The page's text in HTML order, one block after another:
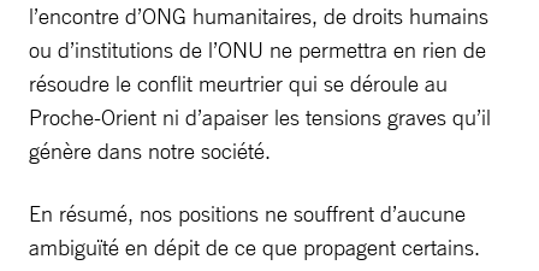
l’encontre d’ONG humanitaires, de droits humains
ou d’institutions de l’ONU ne permettra en rien de
résoudre le conflit meurtrier qui se déroule au
Proche-Orient ni d’apaiser les tensions graves qu’il
génère dans notre société.
En résumé, nos positions ne souffrent d’aucune
ambiguïté en dépit de ce que propagent certains.